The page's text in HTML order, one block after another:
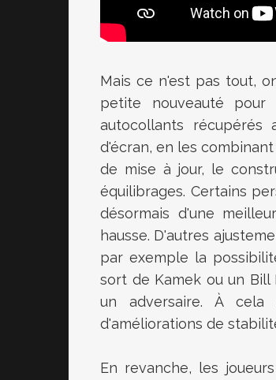
Mais ce n'est pas tout,
petite nouveauté
autocollants récupérés
d'écran, en les
de mise à jour, le
équilibrages. Certains
désormais d'une
hausse. D'autres
par exemple la
sort de Kamek ou un
un adversaire. À
d'améliorations de
En revanche, les